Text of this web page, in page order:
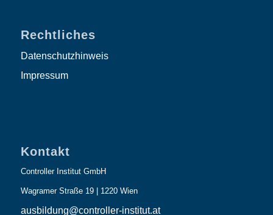
Rechtliches
Datenschutzhinweis
Impressum
Kontakt
Controller Institut GmbH
Wagramer Straße 19 | 1220 Wien
ausbildung@controller-institut.at